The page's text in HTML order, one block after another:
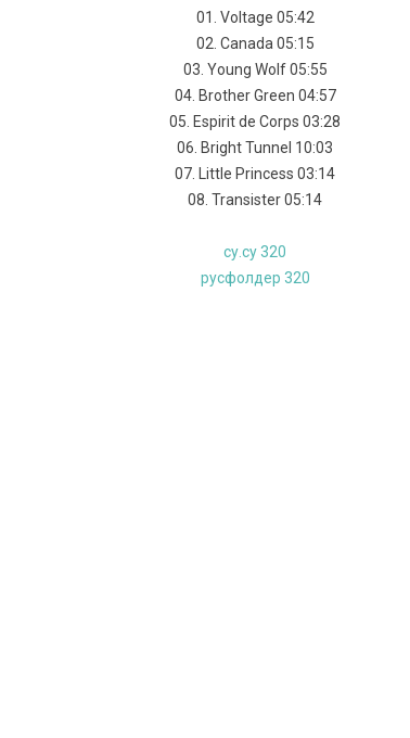
01. Voltage 05:42
02. Canada 05:15
03. Young Wolf 05:55
04. Brother Green 04:57
05. Espirit de Corps 03:28
06. Bright Tunnel 10:03
07. Little Princess 03:14
08. Transister 05:14
cу.су 320
русфолдер 320